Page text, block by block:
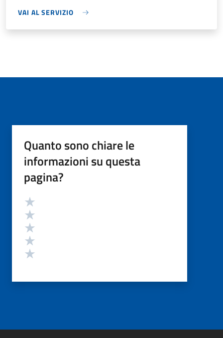
VAI AL SERVIZIO
Quanto sono chiare le
informazioni su questa
pagina?
Valutazione